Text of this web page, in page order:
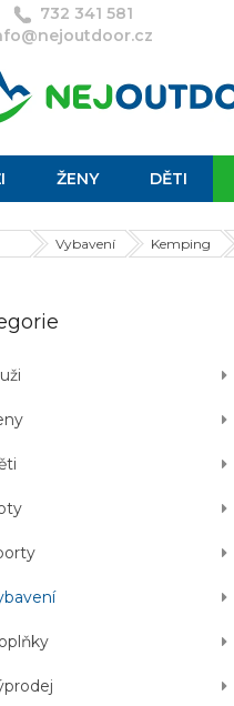
732 341 581
ŽENY DĚTI
DomůVybavení Kemping